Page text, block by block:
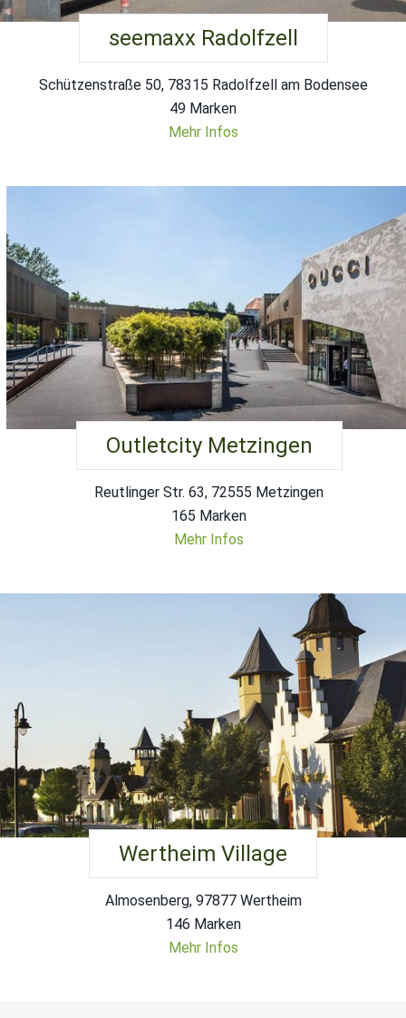
seemaxx Radolfzell
Schützenstraße 50, 78315 Radolfzell am Bodensee
49 Marken
Mehr Infos
Outletcity Metzingen
Reutlinger Str. 63, 72555 Metzingen
165 Marken
Mehr Infos
Wertheim Village
Almosenberg, 97877 Wertheim
146 Marken
Mehr Infos